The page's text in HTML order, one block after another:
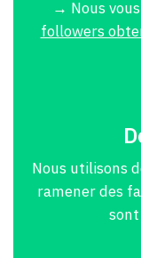
→ Nous
followers
Nous utilisons
ramener des
sont